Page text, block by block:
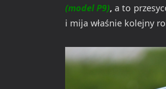
(model P9), a to
i mija właśnie kolejny